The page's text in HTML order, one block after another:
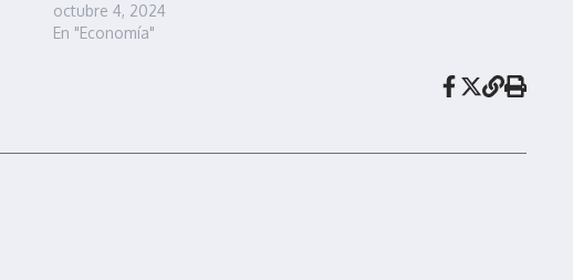
octubre 4, 2024
En "Economía"